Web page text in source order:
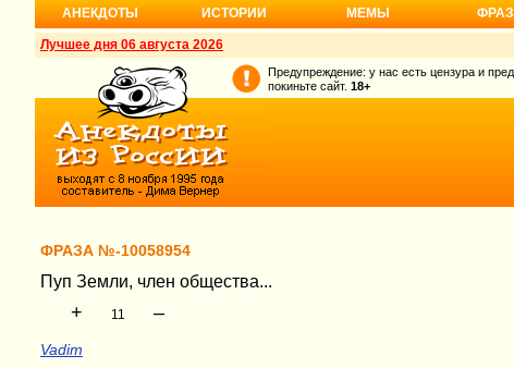
АНЕКДОТЫ ИСТОРИИ МЕМЫ
Лучшее дня 06 августа 2026
Предупреждение: у нас есть цензура и
покиньте сайт. 18+
ФРАЗА №-10058954
Пуп Земли, член общества...
+ 11 –
Vadim